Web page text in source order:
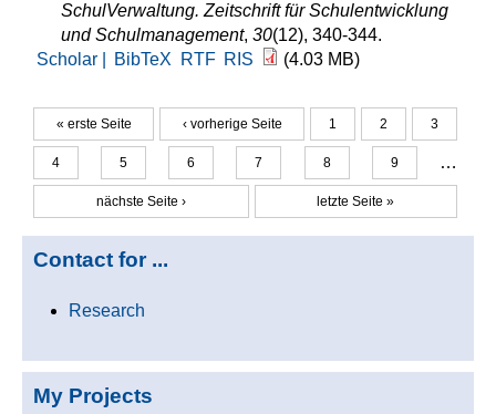
SchulVerwaltung. Zeitschrift für Schulentwicklung
und Schulmanagement, 30(12), 340-344.
Scholar |
BibTeX RTF RIS (4.03 MB)
Seiten
« erste Seite ‹ vorherige Seite 1 2 3
4 5 6 7 8 9 …
nächste Seite › letzte Seite »
Contact for ...
Research
My Projects